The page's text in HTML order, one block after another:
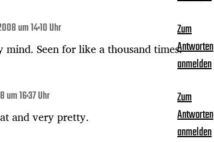
um 14:10 Uhr
mind. Seen for like a thousand times.
Zum
Antworten
anmelden
um 16:37 Uhr
and very pretty.
Zum
Antworten
anmelden